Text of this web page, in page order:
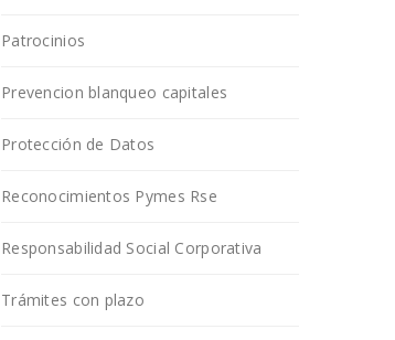
Patrocinios
Prevencion blanqueo capitales
Protección de Datos
Reconocimientos Pymes Rse
Responsabilidad Social Corporativa
Trámites con plazo